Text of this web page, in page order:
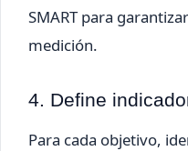
SMART para
medición.
4. Define
Para cada objetivo,